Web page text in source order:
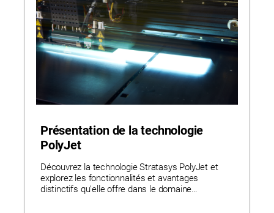
Présentation de la technologie
PolyJet
Découvrez la technologie Stratasys PolyJet et
explorez les fonctionnalités et avantages
distinctifs qu'elle offre dans le domaine